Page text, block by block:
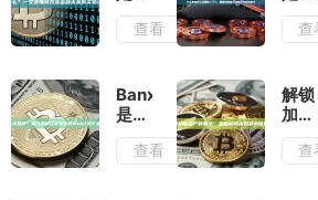
么？
一文
变金
融未
来的
实物
查看
子头
交易
深度
解析
其运
作模
查
Banxa
是什
么交
查看
解锁
加密
资产
新用
查